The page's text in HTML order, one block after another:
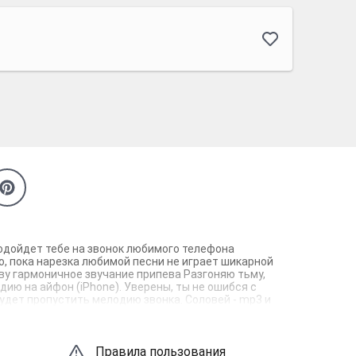
тебе на звонок любимого телефона
нарезка любимой песни не играет шикарной
гармоничное звучание припева Разгоняю тьму,
на айфон (iPhone). Уверены, ты не ошибся с
пропустить мелодию звонка. Соловей - mp3 и
Правила пользования